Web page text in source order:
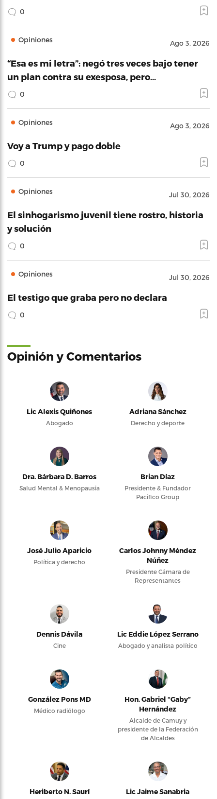
0
Opiniones Ago 3, 2026
“Esa es mi letra”: negó tres veces bajo tener
un plan contra su exesposa, pero…
0
Opiniones Ago 3, 2026
Voy a Trump y pago doble
0
Opiniones Jul 30, 2026
El sinhogarismo juvenil tiene rostro, historia
y solución
0
Opiniones Jul 30, 2026
El testigo que graba pero no declara
0
Opinión y Comentarios
Lic Alexis Quiñones
Abogado
Adriana Sánchez
Derecho y deporte
Dra. Bárbara D. Barros
Salud Mental & Menopausia
Brian Díaz
Presidente & Fundador
Pacifico Group
José Julio Aparicio
Política y derecho
Carlos Johnny Méndez
Núñez
Presidente Cámara de
Representantes
Dennis Dávila
Cine
Lic Eddie López Serrano
Abogado y analista político
González Pons MD
Médico radiólogo
Hon. Gabriel “Gaby”
Hernández
Alcalde de Camuy y
presidente de la Federación
de Alcaldes
Heriberto N. Saurí Lic Jaime Sanabria